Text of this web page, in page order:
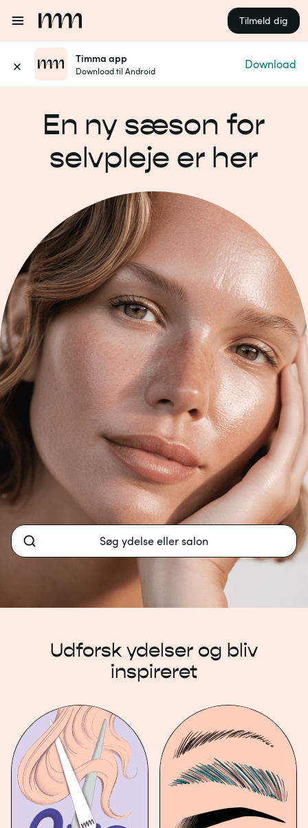
Tilmeld dig
Timma app
Download til Android Download
En ny sæson for
selvpleje er her
Søg ydelse eller salon
Udforsk ydelser og bliv
inspireret